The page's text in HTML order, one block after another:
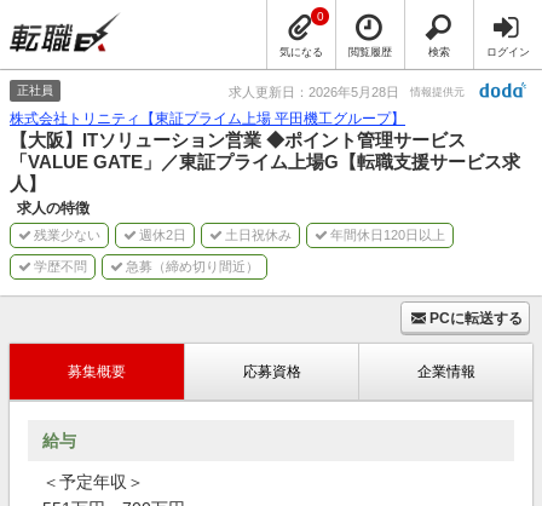
気になる
0
閲覧履歴 検索 ログイン
正社員 求人更新日：2026年5月28日 情報提供元
株式会社トリニティ【東証プライム上場 平田機工グループ】
【大阪】ITソリューション営業 ◆ポイント管理サービス
「VALUE GATE」／東証プライム上場G【転職支援サービス求
人】
求人の特徴
残業少ない 週休2日 土日祝休み 年間休日120日以上
学歴不問 急募（締め切り間近）
PCに転送する
募集概要 応募資格 企業情報
給与
＜予定年収＞